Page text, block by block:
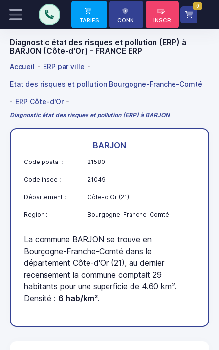
TARIFS CONN. INSCR
0
Diagnostic état des risques et pollution (ERP) à
BARJON (Côte-d'Or) - FRANCE ERP
Accueil ERP par ville
Etat des risques et pollution Bourgogne-Franche-Comté
ERP Côte-d'Or
Diagnostic état des risques et pollution (ERP) à BARJON
BARJON
Code postal : 21580
Code insee : 21049
Département : Côte-d'Or (21)
Region : Bourgogne-Franche-Comté
La commune BARJON se trouve en
Bourgogne-Franche-Comté dans le
département Côte-d'Or (21), au dernier
recensement la commune comptait 29
habitants pour une superficie de 4.60 km².
Densité : 6 hab/km².